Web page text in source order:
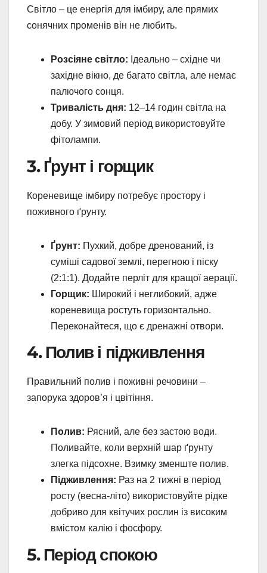
Світло – це енергія для імбиру, але прямих
сонячних променів він не любить.
Розсіяне світло: Ідеально – східне чи
західне вікно, де багато світла, але немає
палючого сонця.
Тривалість дня: 12–14 годин світла на
добу. У зимовий період використовуйте
фітолампи.
3. Ґрунт і горщик
Кореневище імбиру потребує простору і
поживного ґрунту.
Ґрунт: Пухкий, добре дренований, із
суміші садової землі, перегною і піску
(2:1:1). Додайте перліт для кращої аерації.
Горщик: Широкий і неглибокий, адже
кореневища ростуть горизонтально.
Переконайтеся, що є дренажні отвори.
4. Полив і підживлення
Правильний полив і поживні речовини –
запорука здоров’я і цвітіння.
Полив: Рясний, але без застою води.
Поливайте, коли верхній шар ґрунту
злегка підсохне. Взимку зменште полив.
Підживлення: Раз на 2 тижні в період
росту (весна-літо) використовуйте рідке
добриво для квітучих рослин із високим
вмістом калію і фосфору.
5. Період спокою